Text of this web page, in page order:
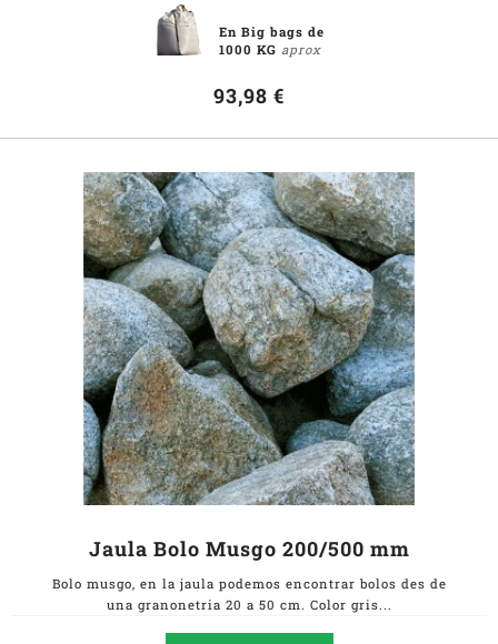
En Big bags de
1000 KG aprox
93,98 €
Jaula Bolo Musgo 200/500 mm
Bolo musgo, en la jaula podemos encontrar bolos des de
una granonetria 20 a 50 cm. Color gris...